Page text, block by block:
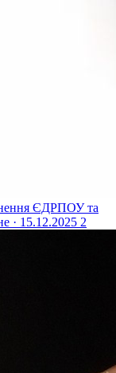
ЄДРПОУ та
· 15.12.2025 2